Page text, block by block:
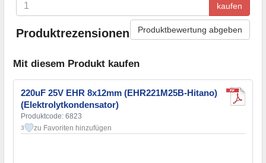
kaufen
Produktrezensionen Produktbewertung abgeben
Mit diesem Produkt kaufen
220uF 25V EHR 8x12mm (EHR221M25B-Hitano)
(Elektrolytkondensator)
Produktcode: 6823
3 zu Favoriten hinzufügen